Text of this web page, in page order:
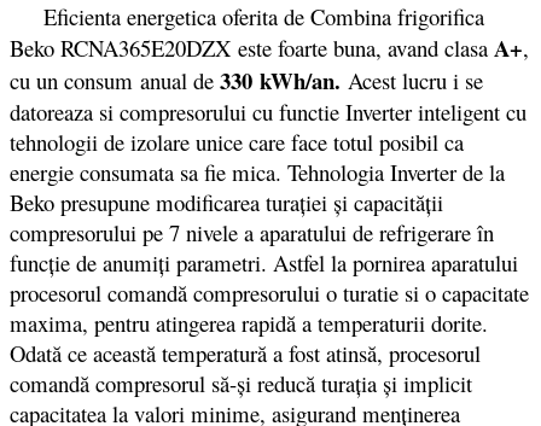
Eficienta energetica oferita de Combina frigorifica
Beko RCNA365E20DZX este foarte buna, avand clasa A+,
cu un consum anual de 330 kWh/an. Acest lucru i se
datoreaza si compresorului cu functie Inverter inteligent cu
tehnologii de izolare unice care face totul posibil ca
energie consumata sa fie mica. Tehnologia Inverter de la
Beko presupune modificarea turației și capacității
compresorului pe 7 nivele a aparatului de refrigerare în
funcție de anumiți parametri. Astfel la pornirea aparatului
procesorul comandă compresorului o turatie si o capacitate
maxima, pentru atingerea rapidă a temperaturii dorite.
Odată ce această temperatură a fost atinsă, procesorul
comandă compresorul să-și reducă turația și implicit
capacitatea la valori minime, asigurand menținerea